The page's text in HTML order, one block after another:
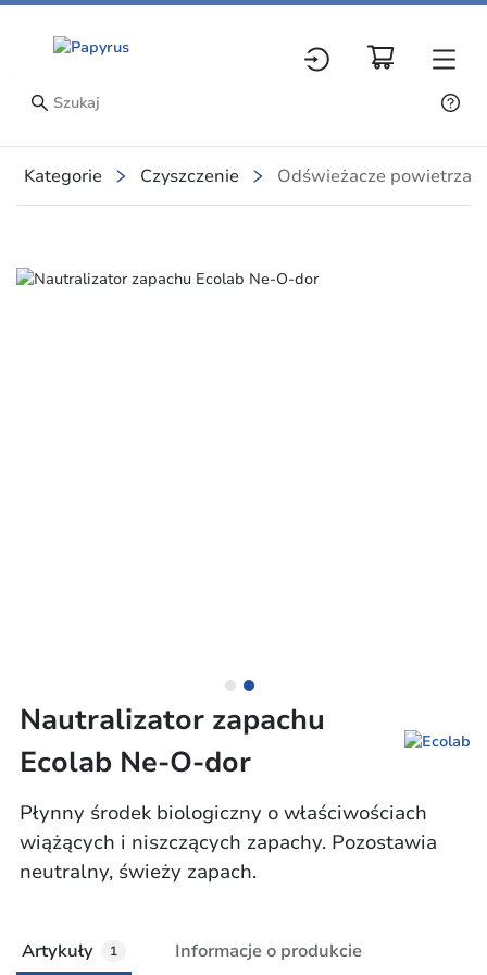
Kategorie Czyszczenie Odświeżacze powietrza
Slide 2 of 2
Nautralizator zapachu
Ecolab Ne-O-dor
Płynny środek biologiczny o właściwościach
wiążących i niszczących zapachy. Pozostawia
neutralny, świeży zapach.
Artykuły 1 Informacje o produkcie